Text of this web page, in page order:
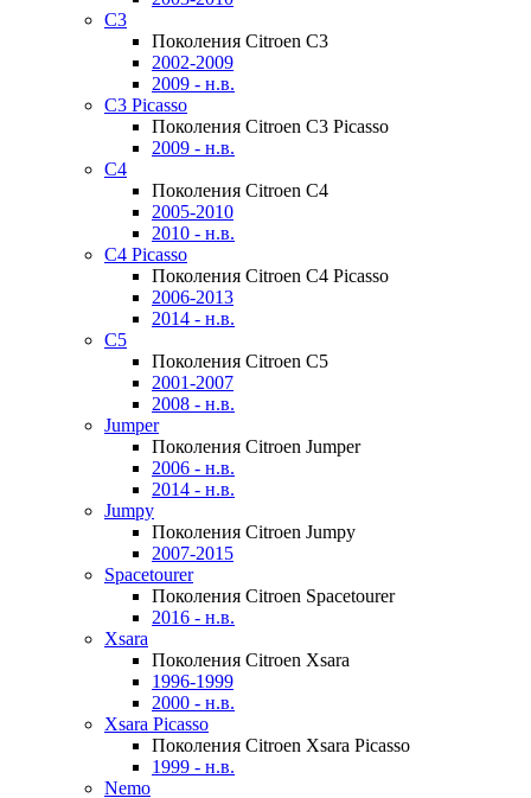
C3
Поколения Citroen C3
2002-2009
2009 - н.в.
C3 Picasso
Поколения Citroen C3 Picasso
2009 - н.в.
C4
Поколения Citroen C4
2005-2010
2010 - н.в.
C4 Picasso
Поколения Citroen C4 Picasso
2006-2013
2014 - н.в.
C5
Поколения Citroen C5
2001-2007
2008 - н.в.
Jumper
Поколения Citroen Jumper
2006 - н.в.
2014 - н.в.
Jumpy
Поколения Citroen Jumpy
2007-2015
Spacetourer
Поколения Citroen Spacetourer
2016 - н.в.
Xsara
Поколения Citroen Xsara
1996-1999
2000 - н.в.
Xsara Picasso
Поколения Citroen Xsara Picasso
1999 - н.в.
Nemo